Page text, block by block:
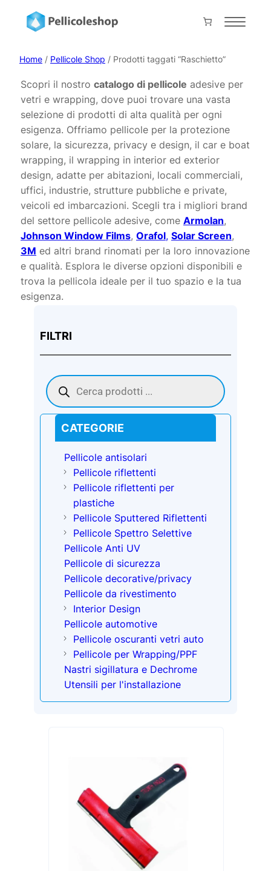
Home
About
Servizi
Shop
Progetti
Prodotti
Contatti
Collabora con noi
Il mio account
Carrello
Pagamento
Home / Pellicole Shop / Prodotti taggati “Raschietto”
Scopri il nostro catalogo di pellicole adesive per
vetri e wrapping, dove puoi trovare una vasta
selezione di prodotti di alta qualità per ogni
esigenza. Offriamo pellicole per la protezione
solare, la sicurezza, privacy e design, il car e boat
wrapping, il wrapping in interior ed exterior
design, adatte per abitazioni, locali commerciali,
uffici, industrie, strutture pubbliche e private,
veicoli ed imbarcazioni. Scegli tra i migliori brand
del settore pellicole adesive, come Armolan,
Johnson Window Films, Orafol, Solar Screen,
3M ed altri brand rinomati per la loro innovazione
e qualità. Esplora le diverse opzioni disponibili e
trova la pellicola ideale per il tuo spazio e la tua
esigenza.
FILTRI
Products
search
CATEGORIE
Pellicole antisolari
Pellicole riflettenti
Pellicole riflettenti per
plastiche
Pellicole Sputtered Riflettenti
Pellicole Spettro Selettive
Pellicole Anti UV
Pellicole di sicurezza
Pellicole decorative/privacy
Pellicole da rivestimento
Interior Design
Pellicole automotive
Pellicole oscuranti vetri auto
Pellicole per Wrapping/PPF
Nastri sigillatura e Dechrome
Utensili per l'installazione